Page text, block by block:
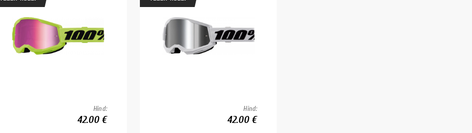
Hind:
42.00 €
Hind:
42.00 €